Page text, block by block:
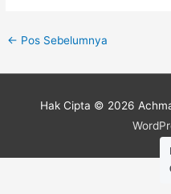
← Pos Sebelumnya
Hak Cipta © 2026